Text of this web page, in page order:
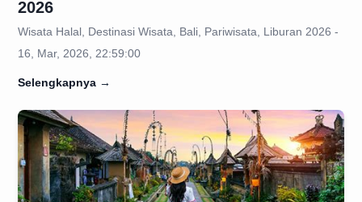
2026
Wisata Halal, Destinasi Wisata, Bali, Pariwisata, Liburan 2026 -
16, Mar, 2026, 22:59:00
Selengkapnya →